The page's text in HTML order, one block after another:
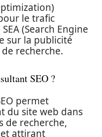
le trafic
(Search Engine
sur la publicité
recherche.
SEO ?
permet
du site web dans
de recherche,
attirant